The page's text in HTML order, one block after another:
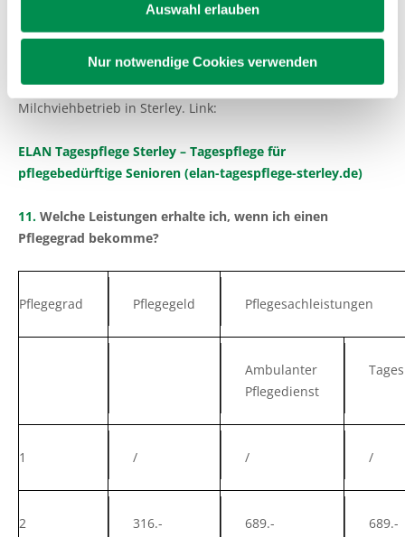
Auswahl erlauben
Nur notwendige Cookies verwenden
gebracht.
In Schleswig-Holstein gibt es eine Tagespflege auf einem
Milchviehbetrieb in Sterley. Link:
ELAN Tagespflege Sterley – Tagespflege für
pflegebedürftige Senioren (elan-tagespflege-sterley.de)
11. Welche Leistungen erhalte ich, wenn ich einen
Pflegegrad bekomme?
Pflegegrad Pflegegeld Pflegesachleistungen
Ambulanter
Pflegedienst
1 / / /
2 316.- 689.- 689.-